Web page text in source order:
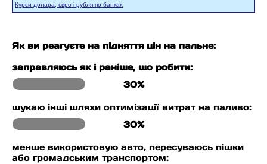
Курси долара, євро і рубля по банках
Як ви реагуєте на підняття цін на пальне:
заправляюсь як і раніше, що робити:
30%
шукаю інші шляхи оптимізації витрат на паливо:
30%
менше використовую авто, пересуваюсь пішки
або громадським транспортом: